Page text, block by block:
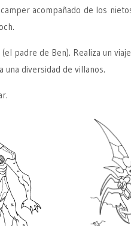
acompañado de los
padre de Ben). Realiza un
diversidad de villanos.